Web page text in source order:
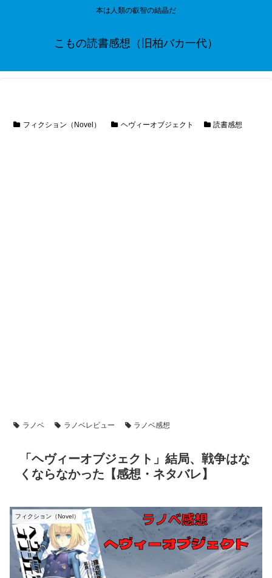
本は人類の叡智の結晶だ
こもの読書感想（旧柏バカ一代）
フィクション（Novel） ヘヴィーオブジェクト 読書感想
ラノベ ラノベレビュー ラノベ感想
「ヘヴィーオブジェクト」結局、戦争はな
くならなかった【感想・ネタバレ】
フィクション（Novel）